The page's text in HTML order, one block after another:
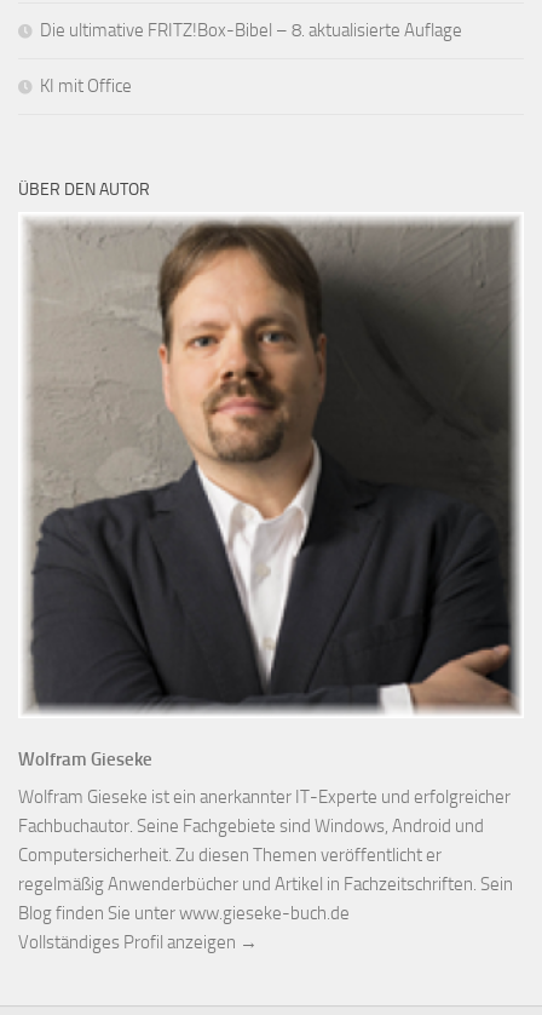
Die ultimative FRITZ!Box-Bibel – 8. aktualisierte Auflage
KI mit Office
ÜBER DEN AUTOR
Wolfram Gieseke
Wolfram Gieseke ist ein anerkannter IT-Experte und erfolgreicher
Fachbuchautor. Seine Fachgebiete sind Windows, Android und
Computersicherheit. Zu diesen Themen veröffentlicht er
regelmäßig Anwenderbücher und Artikel in Fachzeitschriften. Sein
Blog finden Sie unter www.gieseke-buch.de
Vollständiges Profil anzeigen →